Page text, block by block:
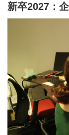
未経験の方も大歓
「やってみたい」
大好きな自転車を
英語力を活かした
マニュアルに縛ら
ひとつでも当ては
ここはあなたが輝
＼＼お任せするお
自転車と人、旅と
新卒2027：